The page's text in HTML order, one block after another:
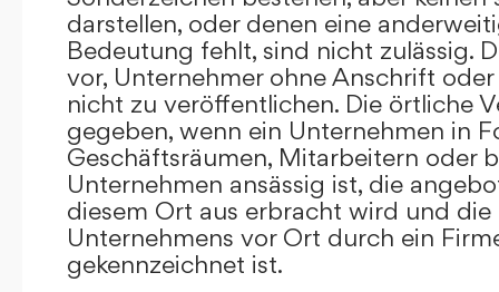
darstellen, oder denen eine
Bedeutung fehlt, sind nicht zulässig.
vor, Unternehmer ohne Anschrift
nicht zu veröffentlichen. Die örtliche
gegeben, wenn ein Unternehmen in
Geschäftsräumen, Mitarbeitern oder
Unternehmen ansässig ist, die
diesem Ort aus erbracht wird und die
Unternehmens vor Ort durch ein
gekennzeichnet ist.